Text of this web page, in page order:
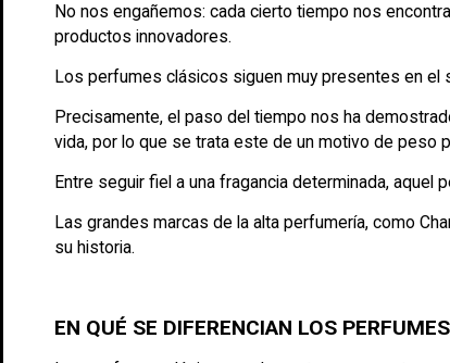
No nos engañemos: cada cierto tiempo nos
productos innovadores.
Los perfumes clásicos siguen muy presentes en
Precisamente, el paso del tiempo nos ha
vida, por lo que se trata este de un motivo de peso
Entre seguir fiel a una fragancia determinada,
Las grandes marcas de la alta perfumería, como
su historia.
EN QUÉ SE DIFERENCIAN LOS